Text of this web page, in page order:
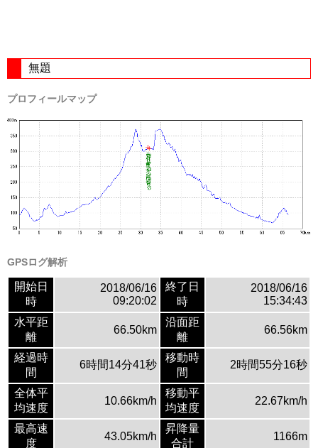
無題
プロフィールマップ
GPSログ解析
開始日
時
2018/06/16
09:20:02
終了日
時
2018/06/16
15:34:43
水平距
離
66.50km
沿面距
離
66.56km
経過時
間
6時間14分41秒
移動時
間
2時間55分16秒
全体平
均速度
10.66km/h
移動平
均速度
22.67km/h
最高速
度
43.05km/h
昇降量
合計
1166m